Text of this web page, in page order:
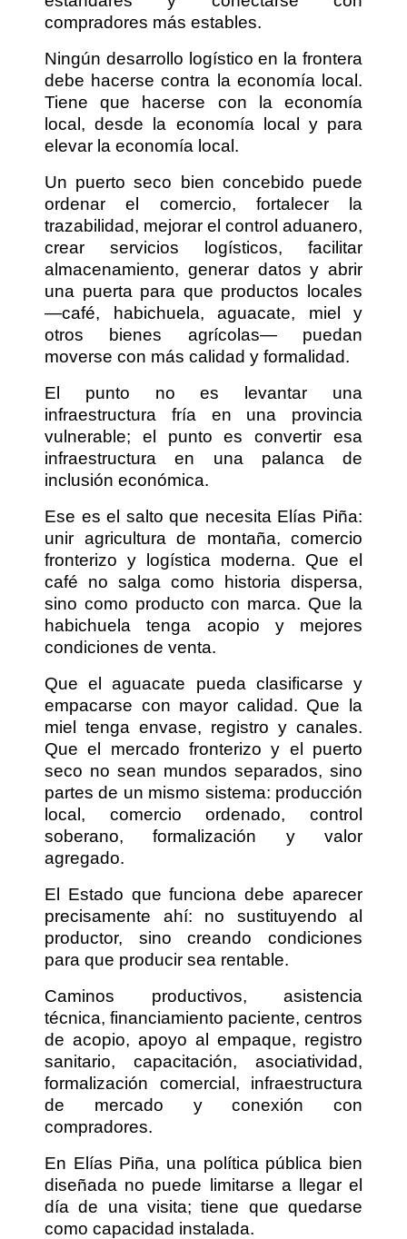
compradores más estables.
Ningún desarrollo logístico en la frontera
debe hacerse contra la economía local.
Tiene que hacerse con la economía
local, desde la economía local y para
elevar la economía local.
Un puerto seco bien concebido puede
ordenar el comercio, fortalecer la
trazabilidad, mejorar el control aduanero,
crear servicios logísticos, facilitar
almacenamiento, generar datos y abrir
una puerta para que productos locales
—café, habichuela, aguacate, miel y
otros bienes agrícolas— puedan
moverse con más calidad y formalidad.
El punto no es levantar una
infraestructura fría en una provincia
vulnerable; el punto es convertir esa
infraestructura en una palanca de
inclusión económica.
Ese es el salto que necesita Elías Piña:
unir agricultura de montaña, comercio
fronterizo y logística moderna. Que el
café no salga como historia dispersa,
sino como producto con marca. Que la
habichuela tenga acopio y mejores
condiciones de venta.
Que el aguacate pueda clasificarse y
empacarse con mayor calidad. Que la
miel tenga envase, registro y canales.
Que el mercado fronterizo y el puerto
seco no sean mundos separados, sino
partes de un mismo sistema: producción
local, comercio ordenado, control
soberano, formalización y valor
agregado.
El Estado que funciona debe aparecer
precisamente ahí: no sustituyendo al
productor, sino creando condiciones
para que producir sea rentable.
Caminos productivos, asistencia
técnica, financiamiento paciente, centros
de acopio, apoyo al empaque, registro
sanitario, capacitación, asociatividad,
formalización comercial, infraestructura
de mercado y conexión con
compradores.
En Elías Piña, una política pública bien
diseñada no puede limitarse a llegar el
día de una visita; tiene que quedarse
como capacidad instalada.